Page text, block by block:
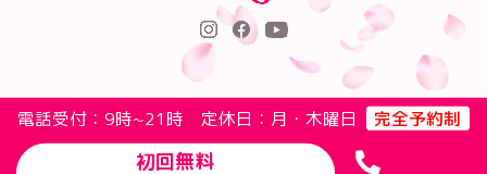
電話受付：9時~21時 定休日：月・木曜日 完全予約制
初回無料